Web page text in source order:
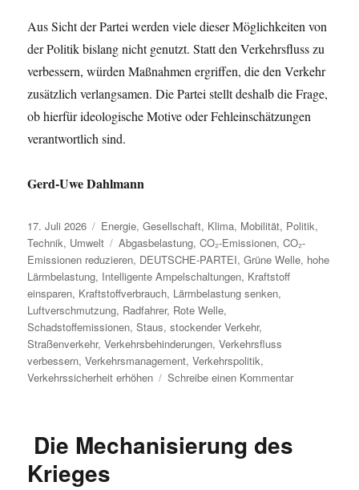
Aus Sicht der Partei werden viele dieser Möglichkeiten von
der Politik bislang nicht genutzt. Statt den Verkehrsfluss zu
verbessern, würden Maßnahmen ergriffen, die den Verkehr
zusätzlich verlangsamen. Die Partei stellt deshalb die Frage,
ob hierfür ideologische Motive oder Fehleinschätzungen
verantwortlich sind.
Gerd-Uwe Dahlmann
Veröffentlicht
am
17. Juli 2026 Kategorien
Energie,Gesellschaft, Klima, Mobilität, Politik,
Technik, Umwelt Schlagwörter
Abgasbelastung,CO₂-Emissionen,CO₂-
Emissionen reduzieren, DEUTSCHE-PARTEI,Grüne Welle, hohe
Lärmbelastung, Intelligente Ampelschaltungen, Kraftstoff
einsparen, Kraftstoffverbrauch, Lärmbelastung senken,
Luftverschmutzung, Radfahrer, Rote Welle,
Schadstoffemissionen,Staus,stockender Verkehr,
Straßenverkehr,Verkehrsbehinderungen,Verkehrsfluss
verbessern,Verkehrsmanagement,Verkehrspolitik,
Verkehrssicherheit erhöhen
Schreibe einen Kommentarzu
Die Mechanisierung des
Krieges